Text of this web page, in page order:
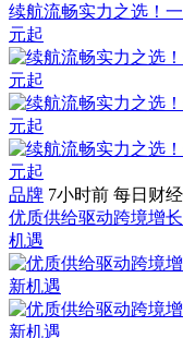
续航流畅实力之选！
元起
品牌 7小时前 每日财
优质供给驱动跨境增
机遇